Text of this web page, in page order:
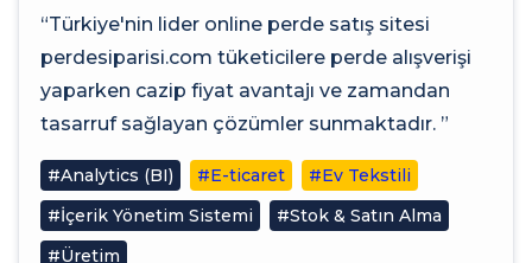
“Türkiye'nin lider online perde satış sitesi
perdesiparisi.com tüketicilere perde alışverişi
yaparken cazip fiyat avantajı ve zamandan
tasarruf sağlayan çözümler sunmaktadır. ”
#Analytics (BI) #E-ticaret
#Ev Tekstili
#İçerik Yönetim Sistemi
#Stok & Satın Alma
#Üretim